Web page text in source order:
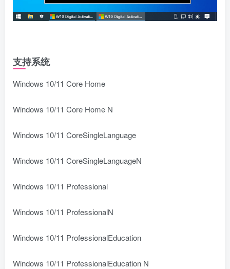
支持系统
Windows 10/11 Core Home
Windows 10/11 Core Home N
Windows 10/11 CoreSingleLanguage
Windows 10/11 CoreSingleLanguageN
Windows 10/11 Professional
Windows 10/11 ProfessionalN
Windows 10/11 ProfessionalEducation
Windows 10/11 ProfessionalEducation N